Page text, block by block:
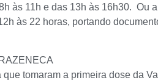
às 11h e das 13h às 16h30. Ou
às 22 horas, portando
tomaram a primeira dose da